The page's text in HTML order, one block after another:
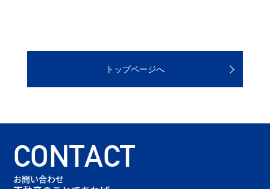
トップページへ
CONTACT
お問い合わせ